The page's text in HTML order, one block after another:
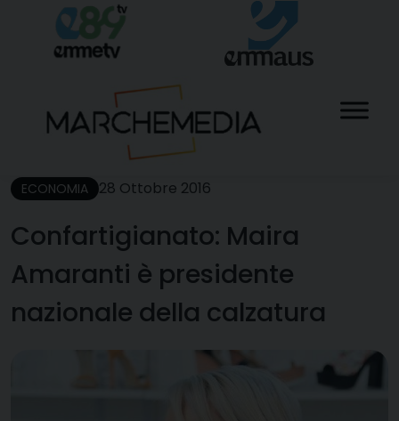
content
ECONOMIA 28 Ottobre 2016
Confartigianato: Maira
Amaranti è presidente
nazionale della calzatura